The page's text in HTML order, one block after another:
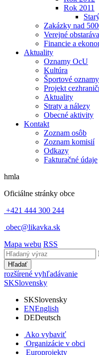
Rok 2011
Zakázky nad
Verejné
Financie a
Aktuality
Oznamy OcU
Kultúra
Športové oznamy
Projekt
Aktuality
Straty a nálezy
Obecné aktivity
Kontakt
Zoznam osôb
Zoznam komisií
Odkazy
Fakturačné údaje
hmla
Oficiálne stránky obce
+421 444 300 244
obec@likavka.sk
Mapa webu RSS
Hľadať
rozšírené vyhľadávanie
SKSlovensky
SKSlovensky
ENEnglish
DEDeutsch
Ako vybaviť
Organizácie v obci
Europrojekty